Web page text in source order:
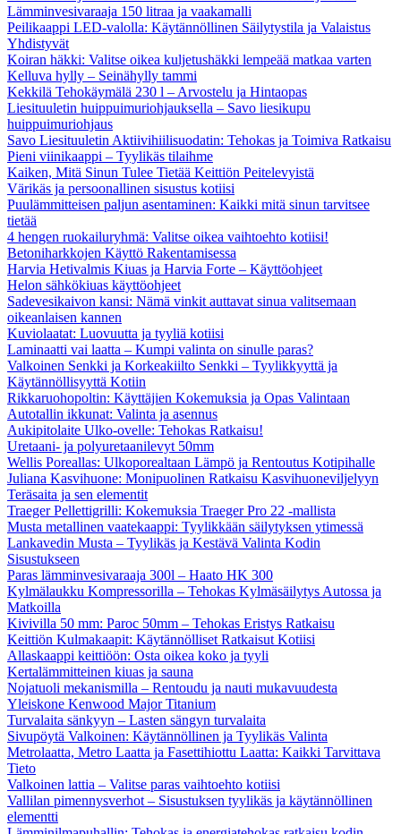
Lämminvesivaraaja 150 litraa ja vaakamalli
Peilikaappi LED-valolla: Käytännöllinen Säilytystila ja Valaistus
Yhdistyvät
Koiran häkki: Valitse oikea kuljetushäkki lempeää matkaa varten
Kelluva hylly – Seinähylly tammi
Kekkilä Tehokäymälä 230 l – Arvostelu ja Hintaopas
Liesituuletin huippuimuriohjauksella – Savo liesikupu
huippuimuriohjaus
Savo Liesituuletin Aktiivihiilisuodatin: Tehokas ja Toimiva Ratkaisu
Pieni viinikaappi – Tyylikäs tilaihme
Kaiken, Mitä Sinun Tulee Tietää Keittiön Peitelevyistä
Värikäs ja persoonallinen sisustus kotiisi
Puulämmitteisen paljun asentaminen: Kaikki mitä sinun tarvitsee
tietää
4 hengen ruokailuryhmä: Valitse oikea vaihtoehto kotiisi!
Betoniharkkojen Käyttö Rakentamisessa
Harvia Hetivalmis Kiuas ja Harvia Forte – Käyttöohjeet
Helon sähkökiuas käyttöohjeet
Sadevesikaivon kansi: Nämä vinkit auttavat sinua valitsemaan
oikeanlaisen kannen
Kuviolaatat: Luovuutta ja tyyliä kotiisi
Laminaatti vai laatta – Kumpi valinta on sinulle paras?
Valkoinen Senkki ja Korkeakiilto Senkki – Tyylikkyyttä ja
Käytännöllisyyttä Kotiin
Rikkaruohopoltin: Käyttäjien Kokemuksia ja Opas Valintaan
Autotallin ikkunat: Valinta ja asennus
Aukipitolaite Ulko-ovelle: Tehokas Ratkaisu!
Uretaani- ja polyuretaanilevyt 50mm
Wellis Poreallas: Ulkoporealtaan Lämpö ja Rentoutus Kotipihalle
Juliana Kasvihuone: Monipuolinen Ratkaisu Kasvihuoneviljelyyn
Teräsaita ja sen elementit
Traeger Pellettigrilli: Kokemuksia Traeger Pro 22 -mallista
Musta metallinen vaatekaappi: Tyylikkään säilytyksen ytimessä
Lankavedin Musta – Tyylikäs ja Kestävä Valinta Kodin
Sisustukseen
Paras lämminvesivaraaja 300l – Haato HK 300
Kylmälaukku Kompressorilla – Tehokas Kylmäsäilytys Autossa ja
Matkoilla
Kivivilla 50 mm: Paroc 50mm – Tehokas Eristys Ratkaisu
Keittiön Kulmakaapit: Käytännölliset Ratkaisut Kotiisi
Allaskaappi keittiöön: Osta oikea koko ja tyyli
Kertalämmitteinen kiuas ja sauna
Nojatuoli mekanismilla – Rentoudu ja nauti mukavuudesta
Yleiskone Kenwood Major Titanium
Turvalaita sänkyyn – Lasten sängyn turvalaita
Sivupöytä Valkoinen: Käytännöllinen ja Tyylikäs Valinta
Metrolaatta, Metro Laatta ja Fasettihiottu Laatta: Kaikki Tarvittava
Tieto
Valkoinen lattia – Valitse paras vaihtoehto kotiisi
Vallilan pimennysverhot – Sisustuksen tyylikäs ja käytännöllinen
elementti